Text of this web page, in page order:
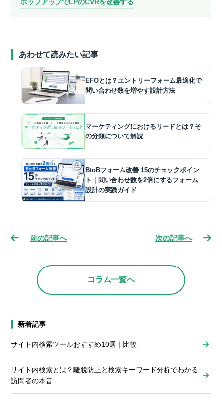
ポップアップでLPのCVRを改善する
あわせて読みたい記事
EFOとは？エントリーフォーム最適化で
問い合わせ数を増やす設計方法
マーケティングにおけるリードとは？そ
の分類について解説
BtoBフォーム改善 15のチェックポイン
ト｜問い合わせ数を2倍にするフォーム
設計の実践ガイド
前の記事へ 次の記事へ
コラム一覧へ
新着記事
サイト内検索ツールおすすめ10選｜比較
サイト内検索とは？離脱防止と検索キーワード分析でわかる
訪問者の本音